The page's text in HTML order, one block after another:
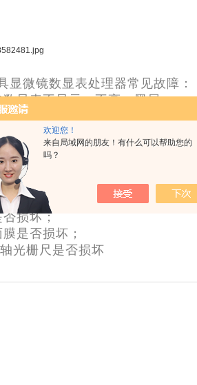
欢迎您！
来自局域网的朋友！有什么可以帮助您的
吗？
显微镜数显表处理器常见故障：
数显表不显示、不亮，黑屏；
理器按键失灵，按键没反应；
计数不准，测量的数据与实际不
表数字闪烁，后几位数字乱跳；
显微镜数显表数据处理器维修方
是否是
损坏；
是否损坏；
光栅尺是否损坏